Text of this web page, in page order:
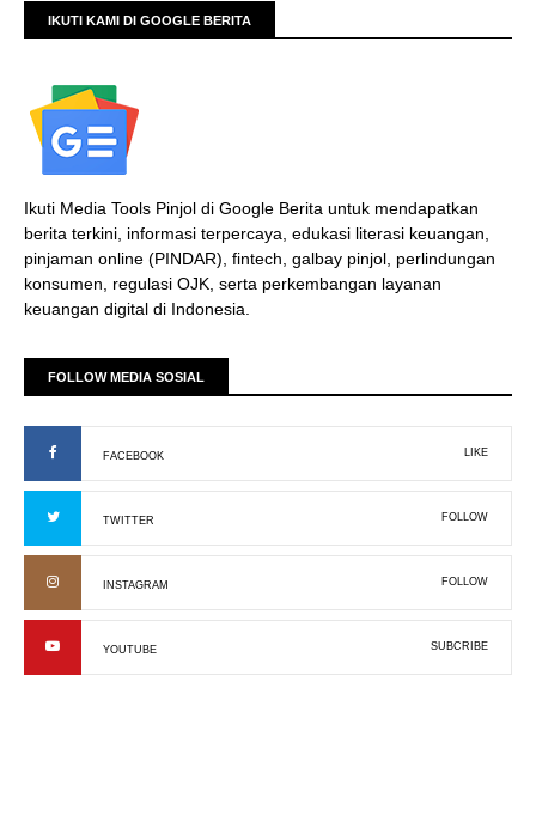
IKUTI KAMI DI GOOGLE BERITA
Ikuti Media Tools Pinjol di Google Berita untuk mendapatkan
berita terkini, informasi terpercaya, edukasi literasi keuangan,
pinjaman online (PINDAR), fintech, galbay pinjol, perlindungan
konsumen, regulasi OJK, serta perkembangan layanan
keuangan digital di Indonesia.
FOLLOW MEDIA SOSIAL
FACEBOOK LIKE
TWITTER FOLLOW
INSTAGRAM FOLLOW
YOUTUBE SUBCRIBE